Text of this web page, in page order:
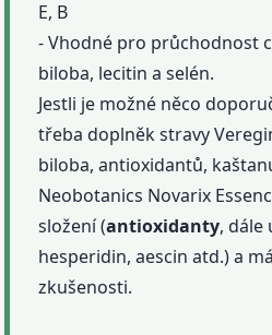
E, B
- Vhodné pro průchodnost
biloba, lecitin a selén.
Jestli je možné něco
třeba doplněk stravy
biloba, antioxidantů,
Neobotanics Novarix
složení (antioxidanty, dále
hesperidin, aescin atd.) a
zkušenosti.